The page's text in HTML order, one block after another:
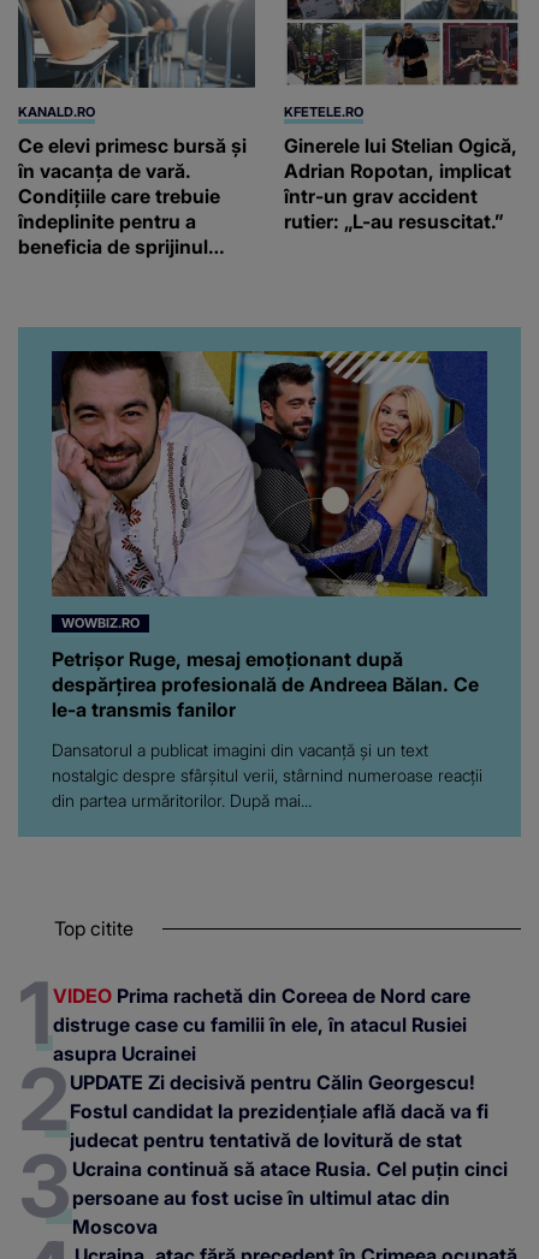
KANALD.RO
Ce elevi primesc bursă și
în vacanța de vară.
Condițiile care trebuie
îndeplinite pentru a
beneficia de sprijinul
KFETELE.RO
Ginerele lui Stelian Ogică,
Adrian Ropotan, implicat
într-un grav accident
rutier: „L-au resuscitat.”
WOWBIZ.RO
Petrișor Ruge, mesaj emoționant după
despărțirea profesională de Andreea Bălan. Ce
le-a transmis fanilor
Dansatorul a publicat imagini din vacanță și un text
nostalgic despre sfârșitul verii, stârnind numeroase reacții
din partea urmăritorilor. După mai...
Top citite
VIDEO Prima rachetă din Coreea de Nord care
distruge case cu familii în ele, în atacul Rusiei
asupra Ucrainei
UPDATE Zi decisivă pentru Călin Georgescu!
Fostul candidat la prezidențiale află dacă va fi
judecat pentru tentativă de lovitură de stat
Ucraina continuă să atace Rusia. Cel puțin cinci
persoane au fost ucise în ultimul atac din
Moscova